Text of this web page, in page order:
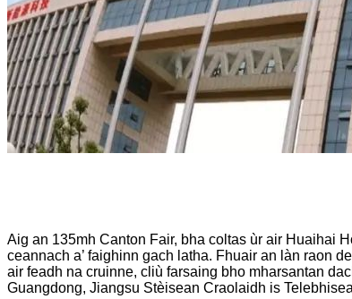
Aig an 135mh Canton Fair, bha coltas ùr air Huaihai
ceannach a’ faighinn gach latha. Fhuair an làn raon
air feadh na cruinne, cliù farsaing bho mharsantan
Guangdong, Jiangsu Stèisean Craolaidh is